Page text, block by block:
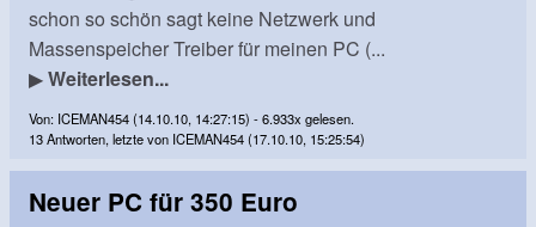
schon so schön sagt keine Netzwerk und
Massenspeicher Treiber für meinen PC (...
▶Weiterlesen...
Von: ICEMAN454 (14.10.10, 14:27:15) - 6.933x gelesen.
13 Antworten, letzte von ICEMAN454 (17.10.10, 15:25:54)
Neuer PC für 350 Euro